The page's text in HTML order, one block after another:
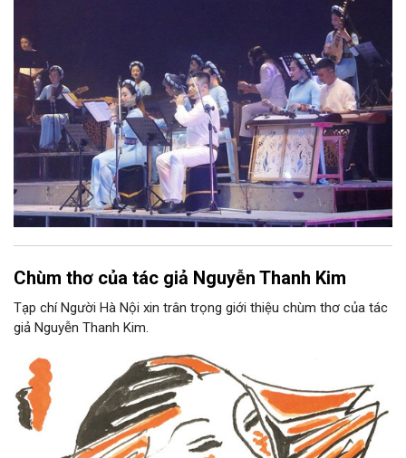
Chùm thơ của tác giả Nguyễn Thanh Kim
Tạp chí Người Hà Nội xin trân trọng giới thiệu chùm thơ của tác
giả Nguyễn Thanh Kim.